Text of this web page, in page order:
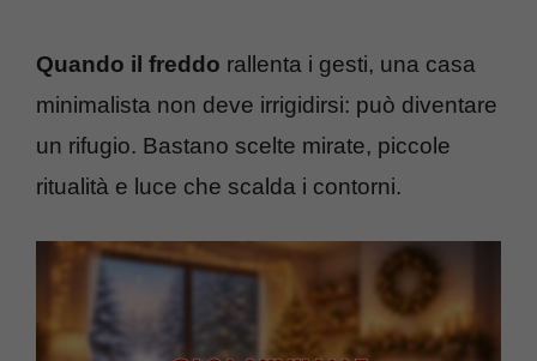
Quando il freddo rallenta i gesti, una casa
minimalista non deve irrigidirsi: può diventare
un rifugio. Bastano scelte mirate, piccole
ritualità e luce che scalda i contorni.